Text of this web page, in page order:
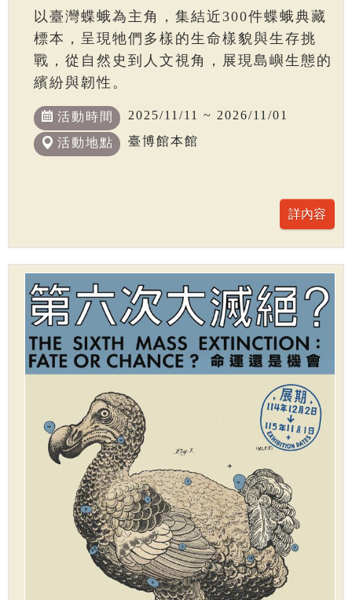
以臺灣蝶蛾為主角，集結近300件蝶蛾典藏
標本，呈現牠們多樣的生命樣貌與生存挑
戰，從自然史到人文視角，展現島嶼生態的
繽紛與韌性。
活動時間 2025/11/11 ~ 2026/11/01
活動地點 臺博館本館